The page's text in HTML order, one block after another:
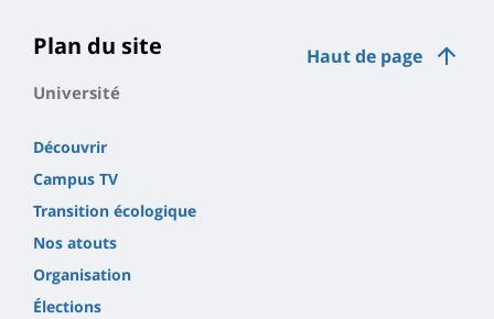
Haut de page
Plan du site
Université
Découvrir
Campus TV
Transition écologique
Nos atouts
Organisation
Élections